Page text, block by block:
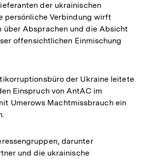
der ukrainischen
persönliche Verbindung wirft
über Absprachen und die Absicht
offensichtlichen Einmischung
der Ukraine leitete
Einspruch von AntAC im
Umerows Machtmissbrauch ein
darunter
und die ukrainische